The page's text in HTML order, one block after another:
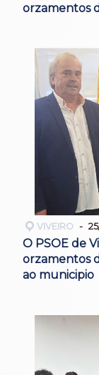
orzamentos
VIVEIRO
O PSOE de
orzamentos
ao municipio